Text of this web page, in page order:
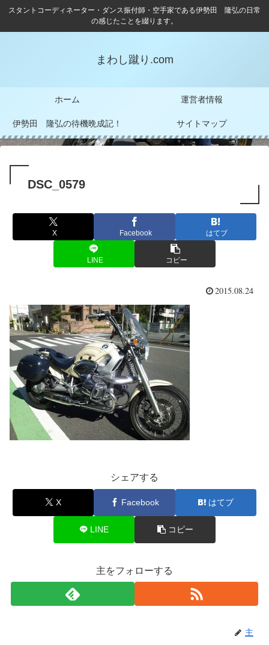
スタントコーディネーター・ダンス振付師・空手家である伊勢田 隆弘の日常
の感じたことを綴ります。
まわし蹴り.com
ホーム 運営者情報
伊勢田 隆弘の待機晩成記！ サイトマップ
DSC_0579
X Facebook はてブ
LINE コピー
2015.08.24
シェアする
X Facebook はてブ
LINE コピー
主をフォローする
主